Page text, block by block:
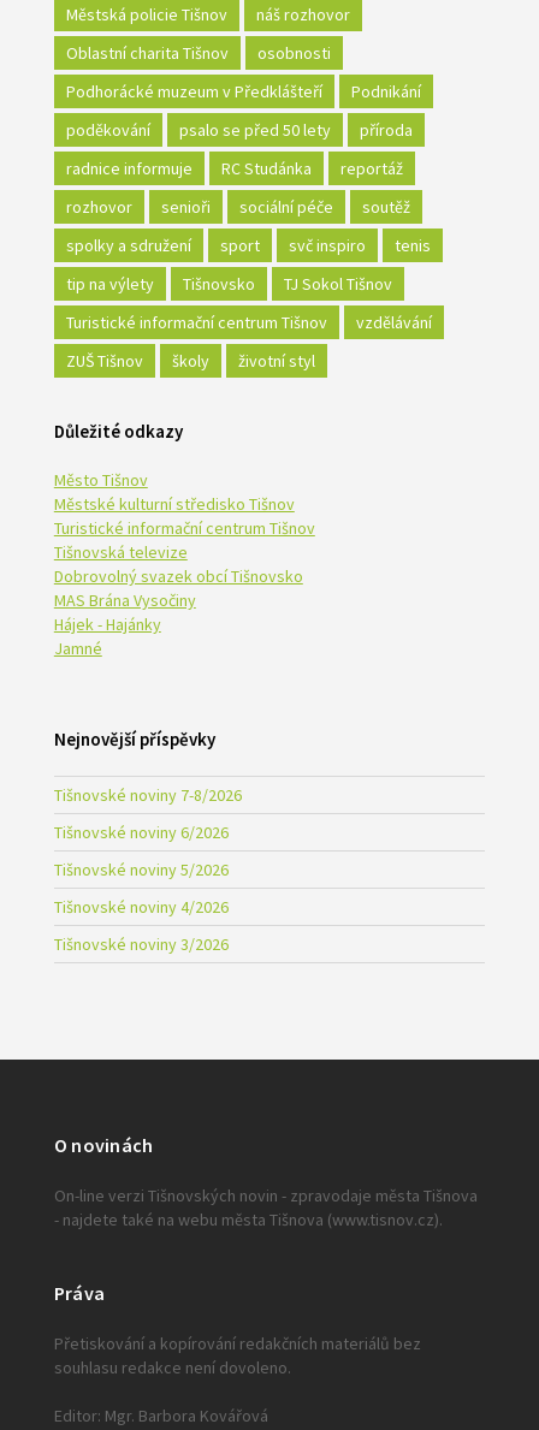
Městská policie Tišnov
náš rozhovor
Oblastní charita Tišnov
osobnosti
Podhorácké muzeum v Předklášteří
Podnikání
poděkování
psalo se před 50 lety
příroda
radnice informuje
RC Studánka
reportáž
rozhovor
senioři sociální péče
soutěž
spolky a sdružení
sport svč inspiro
tenis
tip na výlety
Tišnovsko
TJ Sokol Tišnov
Turistické informační centrum Tišnov
vzdělávání
ZUŠ Tišnov
školy životní styl
Důležité odkazy
Město Tišnov
Městské kulturní středisko Tišnov
Turistické informační centrum Tišnov
Tišnovská televize
Dobrovolný svazek obcí Tišnovsko
MAS Brána Vysočiny
Hájek - Hajánky
Jamné
Nejnovější příspěvky
Tišnovské noviny 7-8/2026
Tišnovské noviny 6/2026
Tišnovské noviny 5/2026
Tišnovské noviny 4/2026
Tišnovské noviny 3/2026
O novinách
On-line verzi Tišnovských novin - zpravodaje města Tišnova
- najdete také na webu města Tišnova (www.tisnov.cz).
Práva
Přetiskování a kopírování redakčních materiálů bez
souhlasu redakce není dovoleno.
Editor: Mgr. Barbora Kovářová